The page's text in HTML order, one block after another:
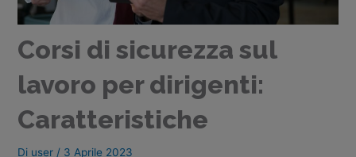
Corsi di sicurezza sul
lavoro per dirigenti:
Caratteristiche
Di user / 3 Aprile 2023